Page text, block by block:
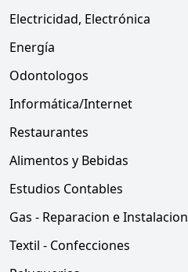
Electricidad, Electrónica
Energía
Odontologos
Informática/Internet
Restaurantes
Alimentos y Bebidas
Estudios Contables
Gas - Reparacion e Instalacion
Textil - Confecciones